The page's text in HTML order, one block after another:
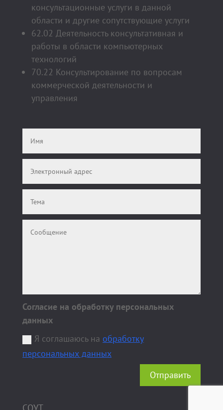
консультационные услуги в данной
области и другие сопутствующие услуги
62.02 Деятельность консультативная и
работы в области компьютерных
технологий
70.22 Консультирование по вопросам
коммерческой деятельности и
управления
Согласие на обработку персональных
данных
Я соглашаюсь на обработку
персональных данных
Отправить